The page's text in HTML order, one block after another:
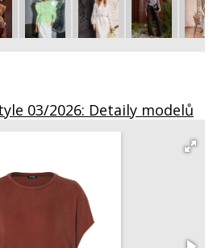
03/2026: Detaily modelů